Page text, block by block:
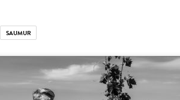
SAUMUR